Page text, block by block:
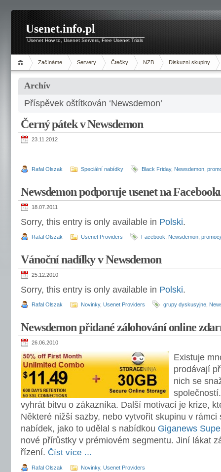
Usenet.info.pl
Usenet How to, Usenet Servers, Free Usenet Trials
Začínáme Servery Čtečky NZB Diskuzní skupiny
Archív
Příspěvek oštítkován ‘Newsdemon’
Černý pátek v Newsdemon
23.11.2012
Rafal Olszak Speciální nabídky Black Friday, Newsdemon
Newsdemon podporuje usenet na
18.07.2011
Sorry, this entry is only available in Polski.
Rafal Olszak Usenet Providers Facebook Newsdemon
Vánoční nadílky v Newsdemon
25.12.2010
Sorry, this entry is only available in Polski.
Rafal Olszak Novinky, Usenet Providers grupy dyskusyjne
Newsdemon přidané zálohování online
26.06.2010
Existuje
prodávají
nich se
vyhrát bitvu o zákazníka. Další motivací je krize,
Některé nižší sazby, nebo vytvořit skupinu v rámci
nabídek, jako to udělal s nabídkou Giganews
nové přírůstky v prémiovém segmentu. Jiní lákat
řízení. Číst více …
Rafal Olszak Novinky, Usenet Providers